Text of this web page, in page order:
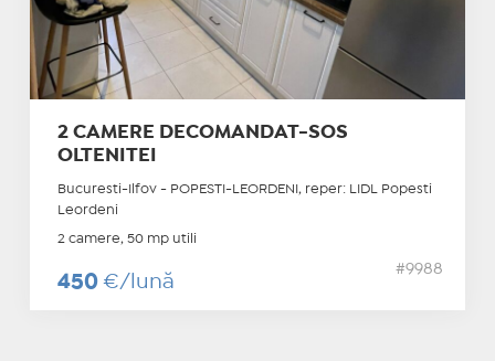
2 CAMERE DECOMANDAT-SOS
OLTENITEI
Bucuresti-Ilfov - POPESTI-LEORDENI, reper: LIDL Popesti
Leordeni
2 camere, 50 mp utili
450 €/lună
#9988